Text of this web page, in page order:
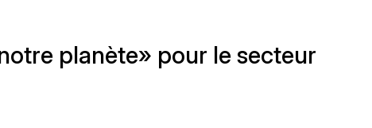
planète» pour le secteur